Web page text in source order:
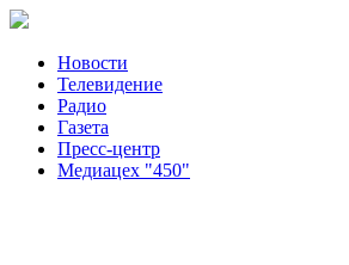
Новости
Телевидение
Радио
Газета
Пресс-центр
Медиацех "450"